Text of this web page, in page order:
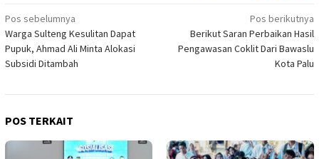
Navigasi
pos
Pos sebelumnya
Warga Sulteng Kesulitan Dapat
Pupuk, Ahmad Ali Minta Alokasi
Subsidi Ditambah
Pos berikutnya
Berikut Saran Perbaikan Hasil
Pengawasan Coklit Dari Bawaslu
Kota Palu
POS TERKAIT